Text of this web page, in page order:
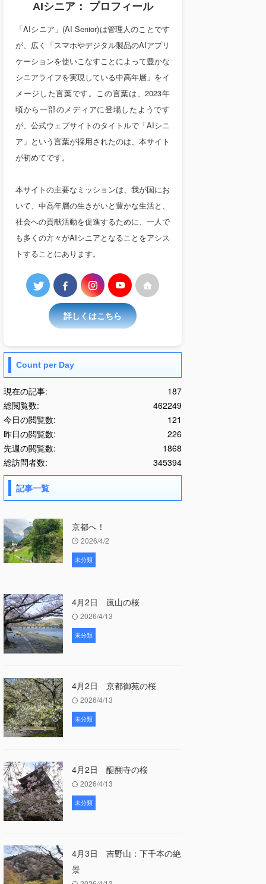
AIシニア： プロフィール
「AIシニア」(AI Senior)は管理人のことです
が、広く「スマホやデジタル製品のAIアプリ
ケーションを使いこなすことによって豊かな
シニアライフを実現している中高年層」をイ
メージした言葉です。この言葉は、2023年
頃から一部のメディアに登場したようです
が、公式ウェブサイトのタイトルで「AIシニ
ア」という言葉が採用されたのは、本サイト
が初めてです。
本サイトの主要なミッションは、我が国にお
いて、中高年層の生きがいと豊かな生活と、
社会への貢献活動を促進するために、一人で
も多くの方々がAIシニアとなることをアシス
トすることにあります。
詳しくはこちら
Count per Day
187
現在の記事:
462249
総閲覧数:
121
今日の閲覧数:
226
昨日の閲覧数:
1868
先週の閲覧数:
345394
総訪問者数:
記事一覧
京都へ！
2026/4/2
未分類
4月2日 嵐山の桜
2026/4/13
未分類
4月2日 京都御苑の桜
2026/4/13
未分類
4月2日 醍醐寺の桜
2026/4/13
未分類
4月3日 吉野山：下千本の絶
景